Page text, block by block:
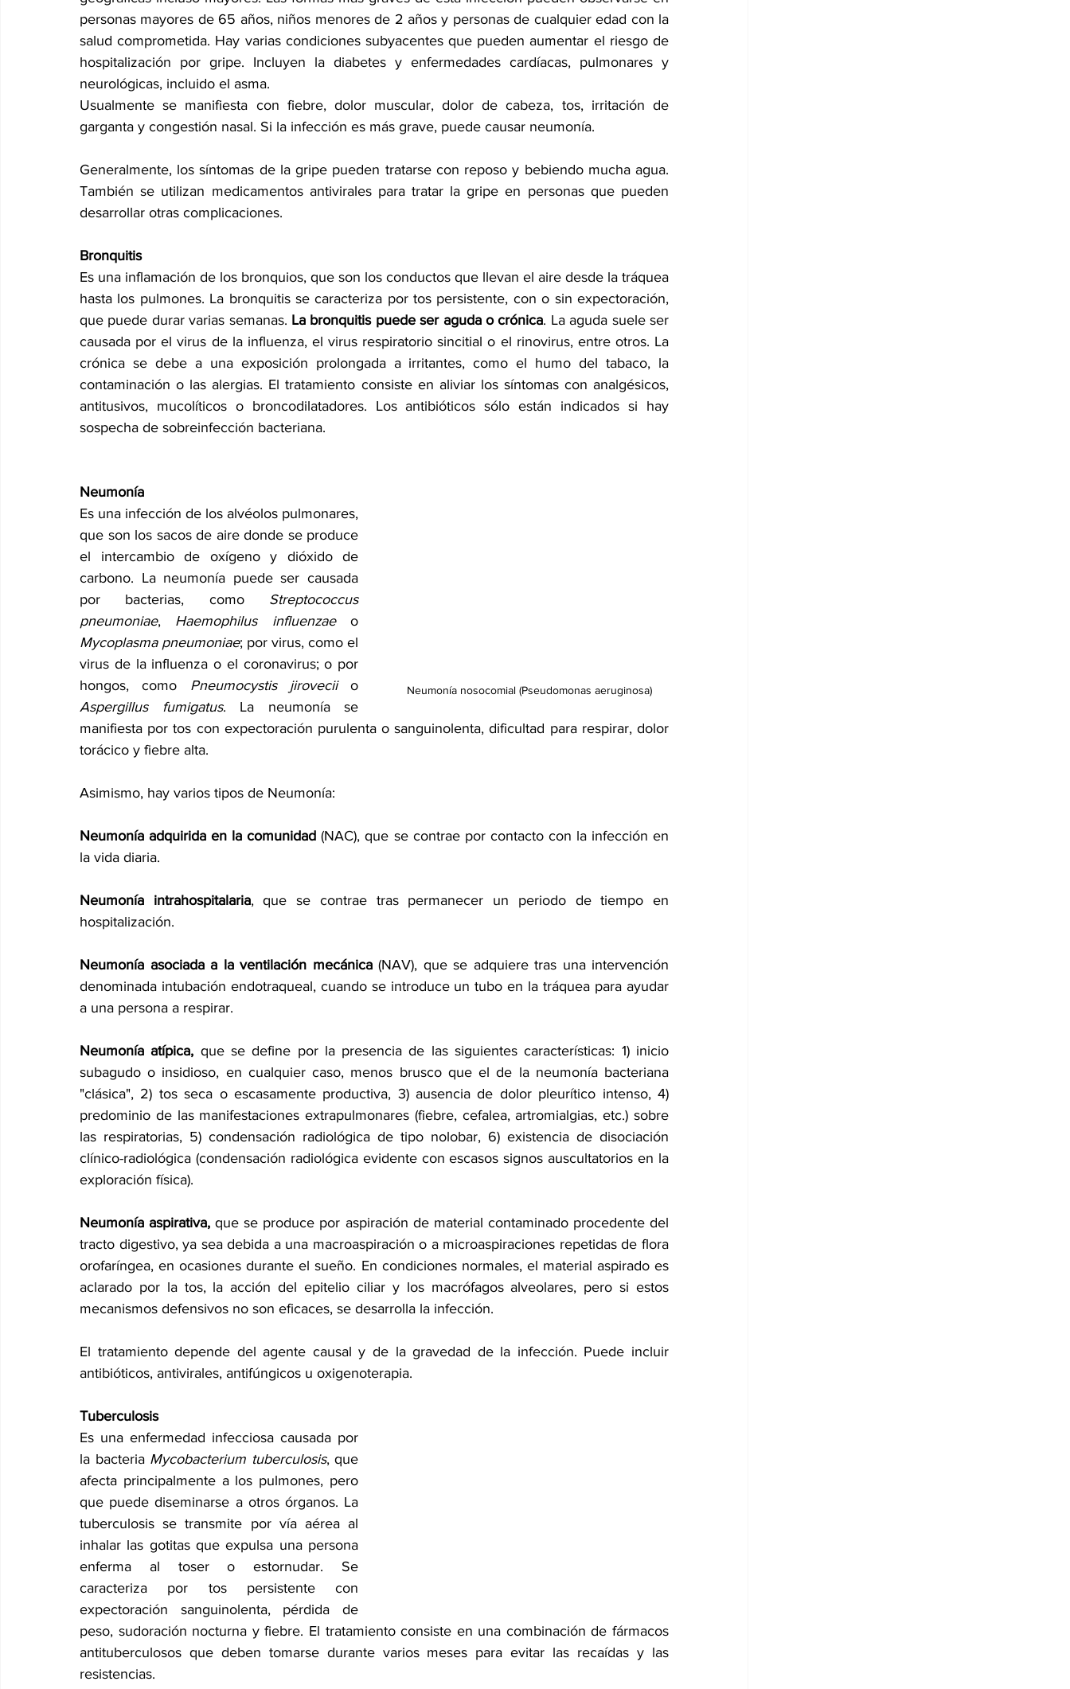
personas mayores de 65 años, niños menores de 2 años y personas de cualquier edad con la
salud comprometida. Hay varias condiciones subyacentes que pueden aumentar el riesgo de
hospitalización por gripe. Incluyen la diabetes y enfermedades cardíacas, pulmonares y
neurológicas, incluido el asma.
Usualmente se manifiesta con fiebre, dolor muscular, dolor de cabeza, tos, irritación de
garganta y congestión nasal. Si la infección es más grave, puede causar neumonía.
Generalmente, los síntomas de la gripe pueden tratarse con reposo y bebiendo mucha agua.
También se utilizan medicamentos antivirales para tratar la gripe en personas que pueden
desarrollar otras complicaciones.
Bronquitis
Es una inflamación de los bronquios, que son los conductos que llevan el aire desde la tráquea
hasta los pulmones. La bronquitis se caracteriza por tos persistente, con o sin expectoración,
que puede durar varias semanas. La bronquitis puede ser aguda o crónica. La aguda suele ser
causada por el virus de la influenza, el virus respiratorio sincitial o el rinovirus, entre otros. La
crónica se debe a una exposición prolongada a irritantes, como el humo del tabaco, la
contaminación o las alergias. El tratamiento consiste en aliviar los síntomas con analgésicos,
antitusivos, mucolíticos o broncodilatadores. Los antibióticos sólo están indicados si hay
sospecha de sobreinfección bacteriana.
Neumonía nosocomial (Pseudomonas aeruginosa)
Neumonía
Es una infección de los alvéolos pulmonares,
que son los sacos de aire donde se produce
el intercambio de oxígeno y dióxido de
carbono. La neumonía puede ser causada
por bacterias, como Streptococcus
pneumoniae, Haemophilus influenzae
Mycoplasma pneumoniae; por virus, como el
virus de la influenza o el coronavirus; o por
hongos, como Pneumocystis jirovecii
Aspergillus fumigatus. La neumonía se
manifiesta por tos con expectoración purulenta o sanguinolenta, dificultad para respirar, dolor
torácico y fiebre alta.
Asimismo, hay varios tipos de Neumonía:
Neumonía adquirida en la comunidad (NAC), que se contrae por contacto con la infección en
la vida diaria.
Neumonía intrahospitalaria, que se contrae tras permanecer un periodo de tiempo en
hospitalización.
Neumonía asociada a la ventilación mecánica (NAV), que se adquiere tras una intervención
denominada intubación endotraqueal, cuando se introduce un tubo en la tráquea para ayudar
a una persona a respirar.
Neumonía atípica, que se define por la presencia de las siguientes características: 1) inicio
subagudo o insidioso, en cualquier caso, menos brusco que el de la neumonía bacteriana
"clásica", 2) tos seca o escasamente productiva, 3) ausencia de dolor pleurítico intenso, 4)
predominio de las manifestaciones extrapulmonares (fiebre, cefalea, artromialgias, etc.) sobre
las respiratorias, 5) condensación radiológica de tipo nolobar, 6) existencia de disociación
clínico-radiológica (condensación radiológica evidente con escasos signos auscultatorios en la
exploración física).
Neumonía aspirativa, que se produce por aspiración de material contaminado procedente del
tracto digestivo, ya sea debida a una macroaspiración o a microaspiraciones repetidas de flora
orofaríngea, en ocasiones durante el sueño. En condiciones normales, el material aspirado es
aclarado por la tos, la acción del epitelio ciliar y los macrófagos alveolares, pero si estos
mecanismos defensivos no son eficaces, se desarrolla la infección.
El tratamiento depende del agente causal y de la gravedad de la infección. Puede incluir
antibióticos, antivirales, antifúngicos u oxigenoterapia.
Tuberculosis
Es una enfermedad infecciosa causada por
la bacteria Mycobacterium tuberculosis, que
afecta principalmente a los pulmones, pero
que puede diseminarse a otros órganos. La
tuberculosis se transmite por vía aérea al
inhalar las gotitas que expulsa una persona
enferma al toser o estornudar. Se
caracteriza por tos persistente con
expectoración sanguinolenta, pérdida de
peso, sudoración nocturna y fiebre. El tratamiento consiste en una combinación de fármacos
antituberculosos que deben tomarse durante varios meses para evitar las recaídas y las
resistencias.